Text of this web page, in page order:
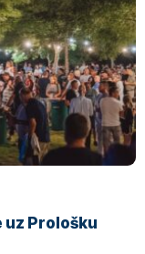
uz Prološku